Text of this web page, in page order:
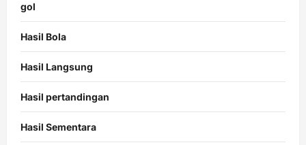
gol
Hasil Bola
Hasil Langsung
Hasil pertandingan
Hasil Sementara